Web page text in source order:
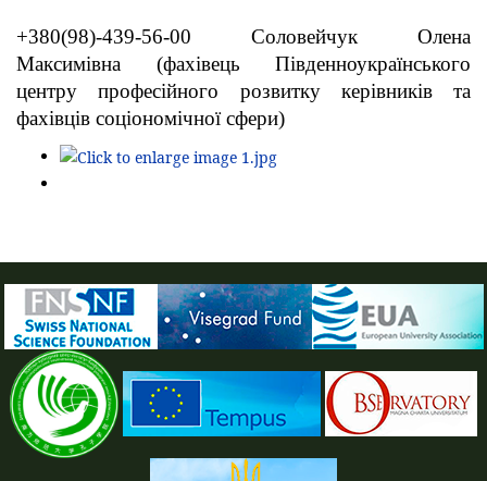
+380(98)-439-56-00 Соловейчук Олена
Максимівна (фахівець Південноукраїнського
центру професійного розвитку керівників та
фахівців соціономічної сфери)